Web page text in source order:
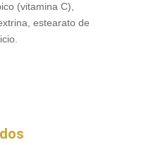
(vitamina C),
estearato de